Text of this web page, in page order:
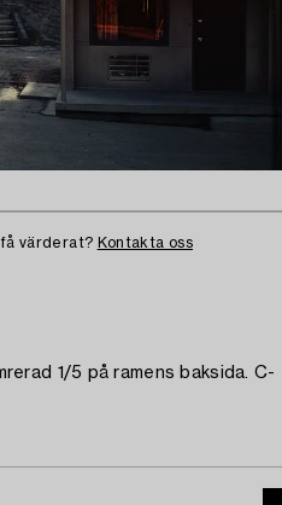
värderat? Kontakta oss
1/5 på ramens baksida. C-